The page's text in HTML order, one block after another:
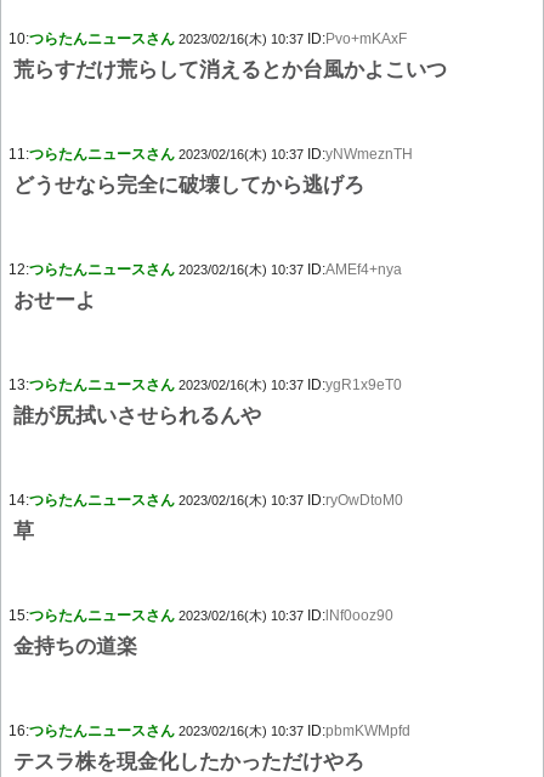
10:つらたんニュースさん 2023/02/16(木) 10:37 ID:Pvo+mKAxF
荒らすだけ荒らして消えるとか台風かよこいつ
11:つらたんニュースさん 2023/02/16(木) 10:37 ID:yNWmeznTH
どうせなら完全に破壊してから逃げろ
12:つらたんニュースさん 2023/02/16(木) 10:37 ID:AMEf4+nya
おせーよ
13:つらたんニュースさん 2023/02/16(木) 10:37 ID:ygR1x9eT0
誰が尻拭いさせられるんや
14:つらたんニュースさん 2023/02/16(木) 10:37 ID:ryOwDtoM0
草
15:つらたんニュースさん 2023/02/16(木) 10:37 ID: lNf0ooz90
金持ちの道楽
16:つらたんニュースさん 2023/02/16(木) 10:37 ID:pbmKWMpfd
テスラ株を現金化したかっただけやろ